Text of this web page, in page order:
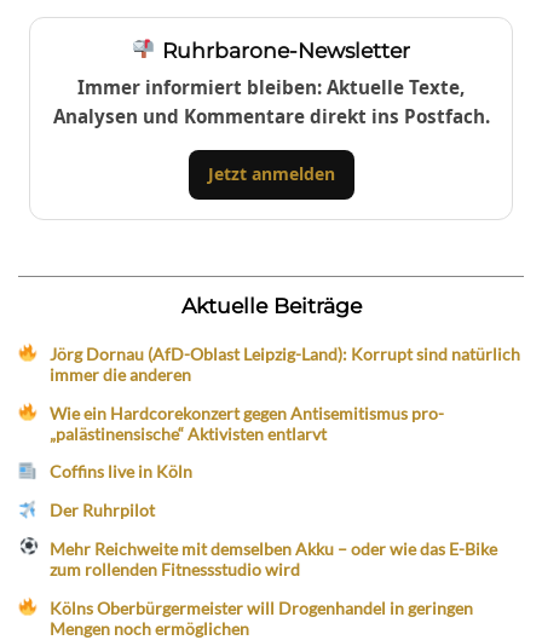
Ruhrbarone-Newsletter
Immer informiert bleiben: Aktuelle Texte,
Analysen und Kommentare direkt ins Postfach.
Jetzt anmelden
Aktuelle Beiträge
Jörg Dornau (AfD-Oblast Leipzig-Land): Korrupt sind natürlich
immer die anderen
Wie ein Hardcorekonzert gegen Antisemitismus pro-
„palästinensische“ Aktivisten entlarvt
Coffins live in Köln
Der Ruhrpilot
Mehr Reichweite mit demselben Akku – oder wie das E-Bike
zum rollenden Fitnessstudio wird
Kölns Oberbürgermeister will Drogenhandel in geringen
Mengen noch ermöglichen